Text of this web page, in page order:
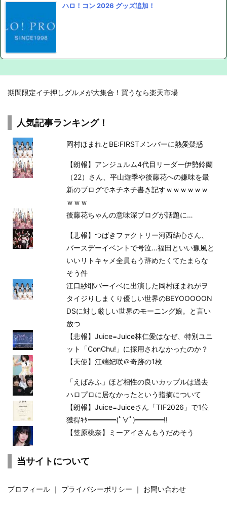
ハロ！コン 2026 グッズ追加！
期間限定イチ押しグルメが大集合！買うなら楽天市場
人気記事ランキング！
岡村ほまれとBE:FIRSTメンバーに熱愛疑惑
【朗報】アンジュルム4代目リーダー伊勢鈴蘭
（22）さん、平山遊季や後藤花への嫌味を最
新のブログでネチネチ書き記すｗｗｗｗｗｗ
ｗｗｗ
後藤花ちゃんの意味深ブログが話題に…
【悲報】つばきファクトリー河西結心さん、
バースデーイベントで号泣…福田といい豫風と
いいリトキャメ全員もう辞めたくてたまらな
そう件
江口紗耶バーイベに出演した岡村ほまれがヲ
タイジりしまくり優しい世界のBEYOOOOON
DSに対し厳しい世界のモーニング娘。と言い
放つ
【悲報】Juice=Juice林仁愛はなぜ、特別ユニ
ット「ConChu!」に採用されなかったのか？
【天使】江端妃咲＠奇跡の1枚
「えばみふ」ほど相性の良いカップルは過去
ハロプロに居なかったという指摘について
【朗報】Juice=Juiceさん「TIF2026」で1位
獲得ｷﾀ━━━━(ﾟ∀ﾟ)━━━━!!
【笠原桃奈】ミーアイさんもうだめそう
当サイトについて
プロフィール ｜ プライバシーポリシー ｜ お問い合わせ